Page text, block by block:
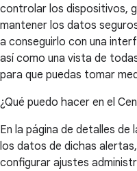
controlar los dispositivos,
mantener los datos
a conseguirlo con una
así como una vista de
para que puedas tomar
¿Qué puedo hacer en el
En la página de detalles
los datos de dichas
configurar ajustes